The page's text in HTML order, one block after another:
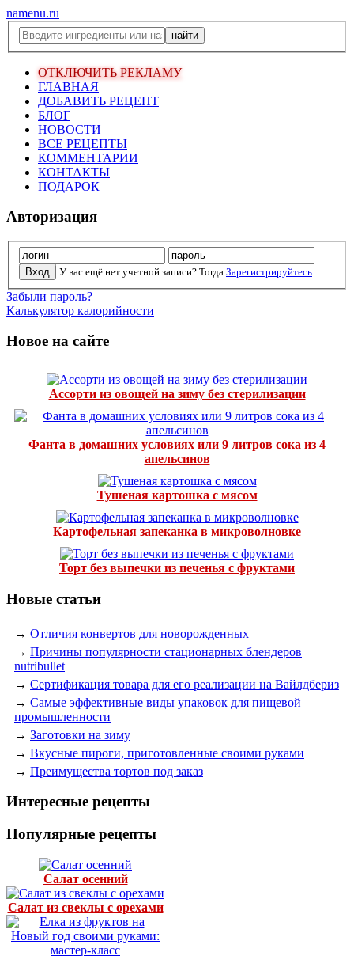
namenu.ru
ОТКЛЮЧИТЬ РЕКЛАМУ
ГЛАВНАЯ
ДОБАВИТЬ РЕЦЕПТ
БЛОГ
НОВОСТИ
ВСЕ РЕЦЕПТЫ
КОММЕНТАРИИ
КОНТАКТЫ
ПОДАРОК
Авторизация
У вас ещё нет учетной записи? Тогда Зарегистрируйтесь
Забыли пароль?
Калькулятор калорийности
Новое на сайте
Ассорти из овощей на зиму без стерилизации
Фанта в домашних условиях или 9 литров сока из 4
апельсинов
Тушеная картошка с мясом
Картофельная запеканка в микроволновке
Торт без выпечки из печенья с фруктами
Новые статьи
→ Отличия конвертов для новорожденных
→ Причины популярности стационарных блендеров
nutribullet
→ Сертификация товара для его реализации на Вайлдбериз
→ Самые эффективные виды упаковок для пищевой
промышленности
→ Заготовки на зиму
→ Вкусные пироги, приготовленные своими руками
→ Преимущества тортов под заказ
Интересные рецепты
Популярные рецепты
Салат осенний
Салат из свеклы с орехами